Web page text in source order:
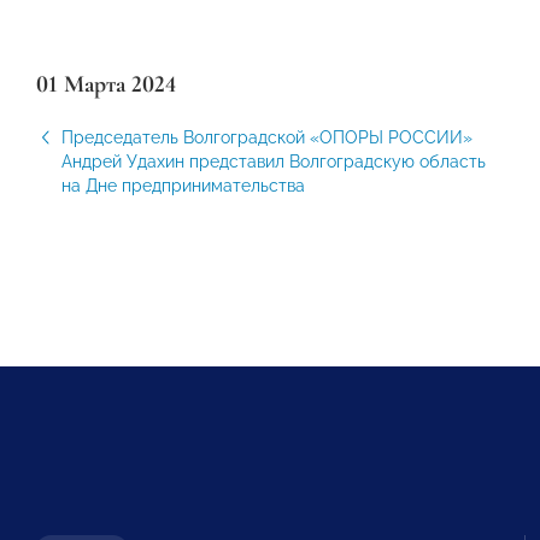
01 Марта 2024
Председатель Волгоградской «ОПОРЫ РОССИИ»
Андрей Удахин представил Волгоградскую область
на Дне предпринимательства